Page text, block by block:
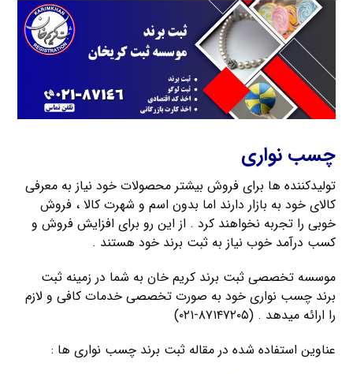
چسب نواری
تولیدکننده ها برای فروش بیشتر محصولات خود نیاز به معرفی
کالای خود به بازار دارند اما بدون اسم و شهرت کالا ، فروش
خوبی را تجربه نخواهند کرد . از این رو برای افزایش فروش و
کسب درآمد خوب نیاز به ثبت برند خود هستند .
موسسه تخصصی ثبت برند کریم خان به شما در زمینه ثبت
برند چسب نواری خود به صورت تخصصی خدمات کافی و لازم
را ارائه میدهد . (۸۷۱۴۷۲۰۵-۰۲۱)
عناوین استفاده شده در مقاله ثبت برند چسب نواری ها :